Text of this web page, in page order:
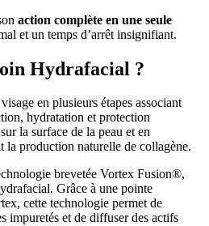
action complète en une seule
et un temps d’arrêt insignifiant.
Hydrafacial ?
en plusieurs étapes associant
hydratation et protection
la surface de la peau et en
la production naturelle de collagène.
brevetée Vortex Fusion®,
Grâce à une pointe
cette technologie permet de
impuretés et de diffuser des actifs